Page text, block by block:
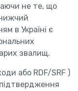
не те, що
в Україні є
звалищ.
або RDF/SRF )